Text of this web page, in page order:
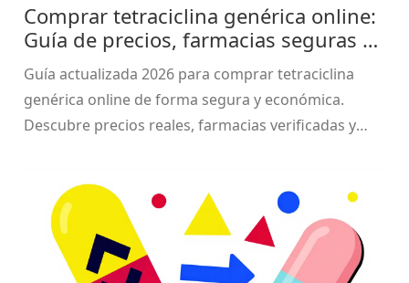
Comprar tetraciclina genérica online:
Guía de precios, farmacias seguras y
ahorro en 2026
Guía actualizada 2026 para comprar tetraciclina
genérica online de forma segura y económica.
Descubre precios reales, farmacias verificadas y